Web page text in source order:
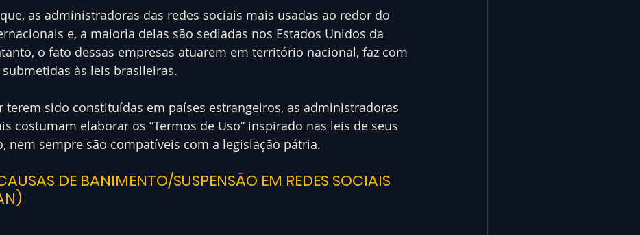
as administradoras das redes sociais mais usadas ao redor do
e, a maioria delas são sediadas nos Estados Unidos da
o fato dessas empresas atuarem em território nacional, faz com
às leis brasileiras.
terem sido constituídas em países estrangeiros, as administradoras
costumam elaborar os “Termos de Uso” inspirado nas leis de seus
nem sempre são compatíveis com a legislação pátria.
DE BANIMENTO/SUSPENSÃO EM REDES SOCIAIS